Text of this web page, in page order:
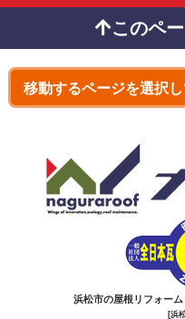
このペ
浜松市の屋根リフォー
[浜